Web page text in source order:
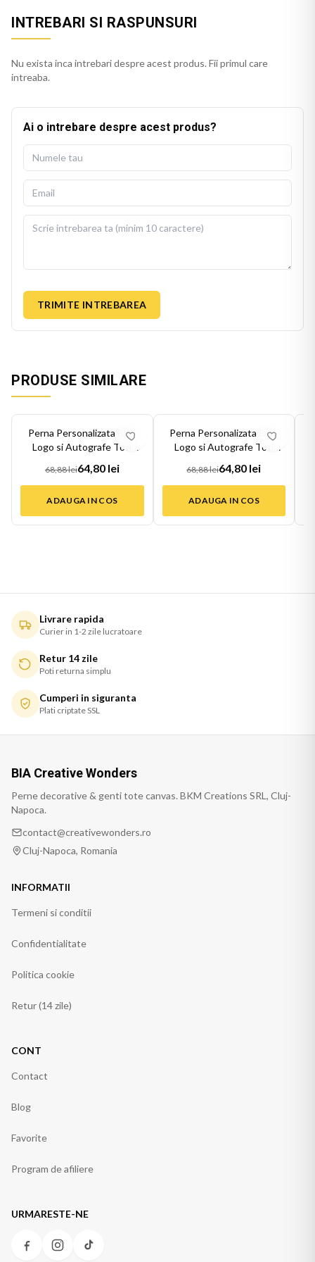
INTREBARI SI RASPUNSURI
Nu exista inca intrebari despre acest produs. Fii primul care
intreaba.
Ai o intrebare despre acest produs?
TRIMITE INTREBAREA
PRODUSE SIMILARE
%
Perna Personalizata BTS
Logo si Autografe Toti
68,88 lei64,80 lei
ADAUGA IN COS
%
Perna Personalizata BTS
Logo si Autografe Toti
68,88 lei64,80 lei
ADAUGA IN COS
Livrare rapida
Curier in 1-2 zile lucratoare
Retur 14 zile
Poti returna simplu
Cumperi in siguranta
Plati criptate SSL
BIA Creative Wonders
Perne decorative & genti tote canvas. BKM Creations SRL, Cluj-
Napoca.
contact@creativewonders.ro
Cluj-Napoca, Romania
INFORMATII
Termeni si conditii
Confidentialitate
Politica cookie
Retur (14 zile)
CONT
Contact
Blog
Favorite
Program de afiliere
URMARESTE-NE